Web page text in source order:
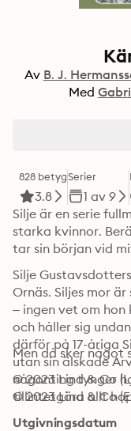
Av B. J.
Med
828 betyg
3.8
Serier
1 av 9
Silje är en serie
starka kvinnor.
tar sin början vid
Silje
Ornäs. Siljes mor
– ingen vet om hon
och håller sig
därför på 17-åriga
utan sin älskade
någonting tynger
tillintetgöra allt
Men då sker något
© 2023 Lind & Co
© 2023 Lind & Co
Utgivningsdatum